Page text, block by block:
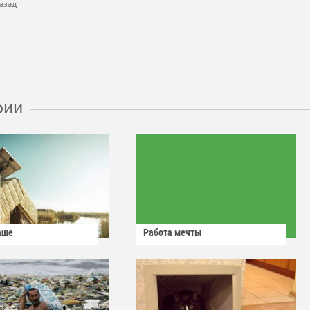
Работа мечты